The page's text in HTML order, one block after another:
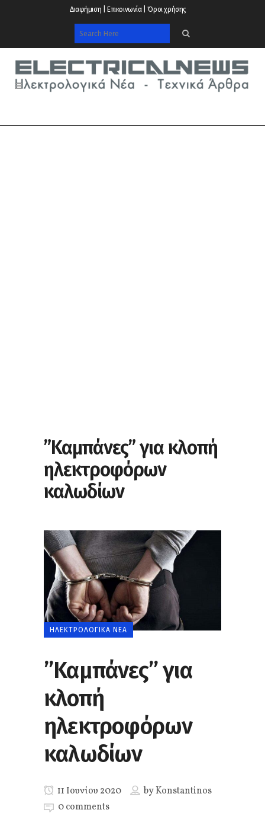
Διαφήμιση | Επικοινωνία | Όροι χρήσης
”Καμπάνες” για κλοπή
ηλεκτροφόρων
καλωδίων
ΗΛΕΚΤΡΟΛΟΓΙΚΆ ΝΈΑ
”Καμπάνες” για
κλοπή
ηλεκτροφόρων
καλωδίων
11 Ιουνίου 2020 byKonstantinos
0 comments